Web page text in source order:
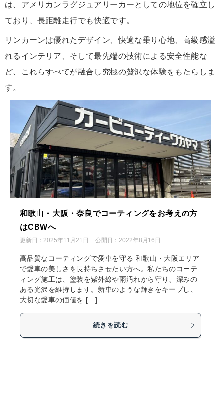
は、アメリカンラグジュアリーカーとしての地位を確立し
ており、長距離走行でも快適です。
リンカーンは優れたデザイン、快適な乗り心地、高級感溢
れるインテリア、そして最先端の技術による安全性能な
ど、これらすべてが融合し究極の贅沢な体験をもたらしま
す。
和歌山・大阪・奈良でコーティングをお考えの方
はCBWへ
更新日： 2025年11月21日 公開日： 2022年8月16日
高品質なコーティングで愛車を守る 和歌山・大阪エリア
で愛車の美しさを長持ちさせたい方へ。私たちのコーテ
ィング施工は、塗装を紫外線や雨汚れから守り、深みの
ある光沢を維持します。新車のような輝きをキープし、
大切な愛車の価値を […]
続きを読む